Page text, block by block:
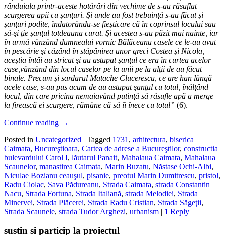
rânduiala printr-aceste hotărâri din vechime de s-au răsuflat
scurgerea apii cu şanţuri. Şi unde au fost trebuinţă s-au făcut şi
şanţuri podite, îndatorându-se fieşticare că în coprinsul locului sau
să-şi ţie şanţul totdeauna curat. Şi acestea s-au păzit mai nainte, iar
în urmă vânzând dumnealui vornic Bălăceanu casele ce le-au avut
în pescărie şi căzând în stăpânirea unor greci Costea şi Nicola,
aceştia întâi au stricat şi au astupat şanţul ce era în curtea acelor
case,vânzând din locul caselor pe la unii pe la alţii de au făcut
binale. Precum şi sardarul Matache Clucerescu, ce are han lângă
acele case, s-au pus acum de au astupat şanţul cu totul, înălţând
locul, din care pricina nemaiavând putinţă să răsufle apă a merge
la firească ei scurgere, rămâne că să îi înece cu totul” (6).
Continue reading →
Posted in Uncategorized | Tagged 1731 , arhitectura, biserica
Caimata, Bucureştioara, Cartea de adrese a Bucureştilor, constructia
bulevardului Carol I, lăutarul Panait, Mahalaua Caimata, Mahalaua
Scaunelor, manastirea Caimata, Marin Buzatu, Năstase Ochi-Albi,
Niculae Bozianu ceauşul, pisanie, preotul Marin Dumitrescu, pristol,
Radu Ciolac, Sava Pădureanu, Strada Caimata, strada Constantin
Nacu, Strada Fortuna, Strada Italiană, strada Melodiei, Strada
Minervei, Strada Plăcerei, Strada Radu Cristian, Strada Săgeţii,
Strada Scaunele, strada Tudor Arghezi, urbanism | 1 Reply
sustin si particip la proiectul